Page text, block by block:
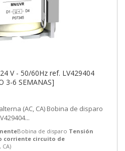
V - 50/60Hz ref. LV429404
3-6 SEMANAS]
Bobina de disparo Tensión
corriente circuito de